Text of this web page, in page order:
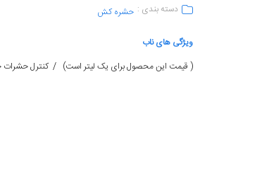
دسته بندی : حشره کش
ویژگی های ناب
( قیمت این محصول برای یک لیتر است) / کنترل حشرات